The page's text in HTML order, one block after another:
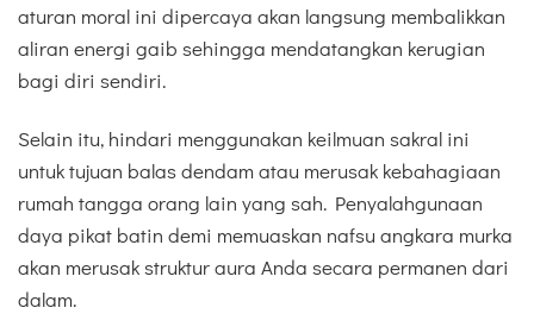
aturan moral ini dipercaya akan langsung membalikkan
aliran energi gaib sehingga mendatangkan kerugian
bagi diri sendiri.
Selain itu, hindari menggunakan keilmuan sakral ini
untuk tujuan balas dendam atau merusak kebahagiaan
rumah tangga orang lain yang sah. Penyalahgunaan
daya pikat batin demi memuaskan nafsu angkara murka
akan merusak struktur aura Anda secara permanen dari
dalam.